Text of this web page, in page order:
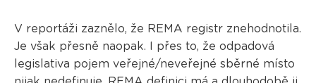
V reportáži zaznělo, že REMA registr znehodnotila.
Je však přesně naopak. I přes to, že odpadová
legislativa pojem veřejné/neveřejné sběrné místo